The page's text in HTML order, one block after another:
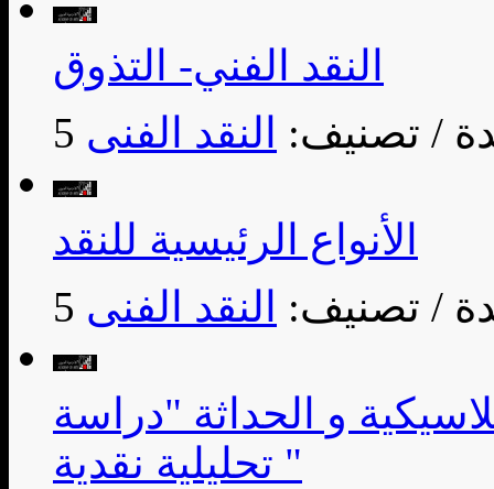
النقد الفني- التذوق
/ تصنيف:
النقد الفنى
الأنواع الرئيسية للنقد
/ تصنيف:
النقد الفنى
و الحداثة "دراسة
تحليلية نقدية "